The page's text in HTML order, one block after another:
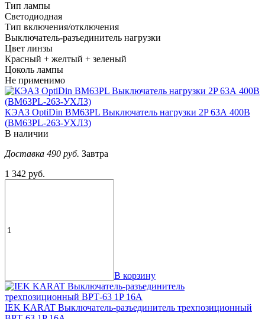
Тип лампы
Светодиодная
Тип включения/отключения
Выключатель-разъединитель нагрузки
Цвет линзы
Красный + желтый + зеленый
Цоколь лампы
Не применимо
КЭАЗ OptiDin ВМ63PL Выключатель нагрузки 2P 63А 400В
(BM63PL-263-УХЛ3)
В наличии
Доставка 490 руб. Завтра
1 342 руб.
В корзину
IEK KARAT Выключатель-разъединитель трехпозиционный